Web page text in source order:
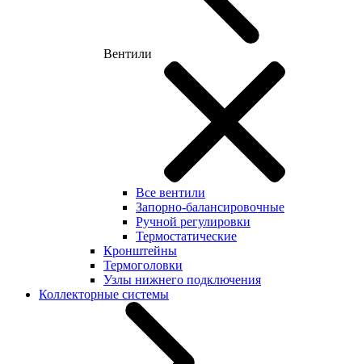
Вентили
Все вентили
Запорно-балансировочные
Ручной регулировки
Термостатические
Кронштейны
Термоголовки
Узлы нижнего подключения
Коллекторные системы